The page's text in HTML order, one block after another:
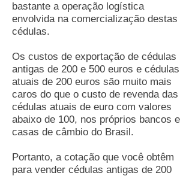
bastante a operação logística
envolvida na comercialização destas
cédulas.
Os custos de exportação de cédulas
antigas de 200 e 500 euros e cédulas
atuais de 200 euros são muito mais
caros do que o custo de revenda das
cédulas atuais de euro com valores
abaixo de 100, nos próprios bancos e
casas de câmbio do Brasil.
Portanto, a cotação que você obtêm
para vender cédulas antigas de 200